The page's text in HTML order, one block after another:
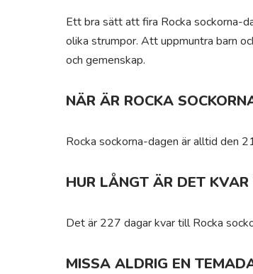
Ett bra sätt att fira Rocka sockorna-
olika strumpor. Att uppmuntra barn
och gemenskap.
NÄR ÄR ROCKA
Rocka sockorna-dagen är alltid den
HUR LÅNGT ÄR DET
Det är 227 dagar kvar till Rocka
MISSA ALDRIG EN